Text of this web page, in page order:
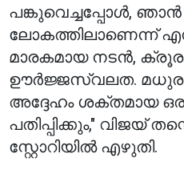
പങ്കുവെച്ചപ്പോൾ, ഞാൻ
ലോകത്തിലാണെന്ന്
മാരകമായ നടൻ,
ഊർജ്ജസ്വലത.
അദ്ദേഹം ശക്തമായ
പതിപ്പിക്കും," വിജയ്
സ്റ്റോറിയിൽ എഴുതി.